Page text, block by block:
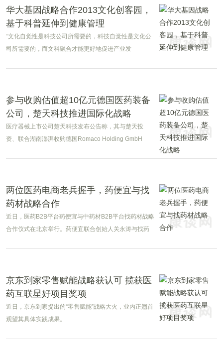
华大基因战略合作2013文化创客园，
基于科普延伸到健康管理
“文化自觉性是科技公司所需要的，科技自觉性是文化公
司所需要的，而文科融合才能更好地促进产业发
参与收购估值超10亿元德国医药装备
公司，楚天科技推进国际化战略
医疗器械上市公司楚天科技发布公告称，其与楚天投
资、联合湖南澎湃收购德国Romaco Holding GmbH
两位医药电商老兵握手，药便宜与找
药材战略合作
近日，医药B2B平台药便宜与中药材B2B平台找药材战略
合作仪式在北京举行。药便宜联合创始人关永涛与找药
京东到家零售赋能战略获认可 揽获医
药互联星好项目奖项
近日，京东到家提出的“零售赋能”战略大火，业内正翘首
观望其具体实践成果。